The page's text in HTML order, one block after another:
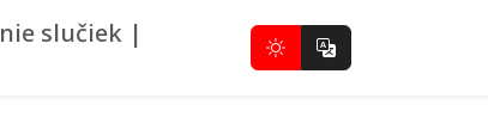
slučiek |